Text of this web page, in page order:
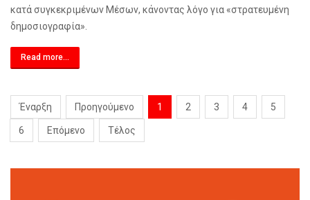
κατά συγκεκριμένων Μέσων, κάνοντας λόγο για «στρατευμένη
δημοσιογραφία».
Read more...
Έναρξη Προηγούμενο 1 2 3 4 5
6 Επόμενο Τέλος